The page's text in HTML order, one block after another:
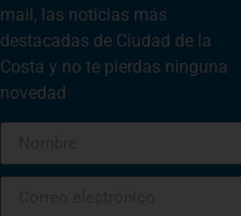
mail, las noticias más
destacadas de Ciudad de la
Costa y no te pierdas ninguna
novedad